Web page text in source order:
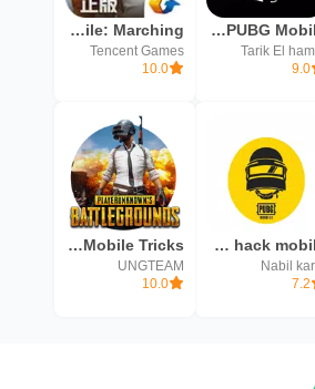
Hack PUBG Mobile
Tarik El
9.0
PUBG Mobile: Marching
Tencent Games
10.0
pubg hack mobile
Nabil
7.2
PUBG Mobile Tricks
UNGTEAM
10.0